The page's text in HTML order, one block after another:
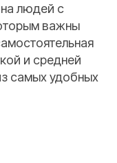
людей с
важны
и средней
самых удобных